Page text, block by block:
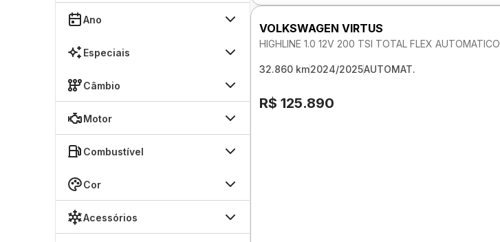
Ano
Especiais
Câmbio
Motor
Combustível
Cor
Acessórios
VOLKSWAGEN VIRTUS
HIGHLINE 1.0 12V 200 TSI TOTAL FLEX AUTOMATICO
32.860 km2024/2025AUTOMAT.
R$ 125.890